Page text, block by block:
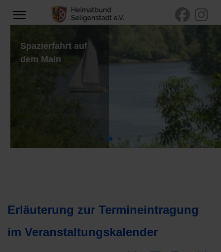
Spazierfahrt auf
dem Main
Erläuterung zur Termineintragung
im Veranstaltungskalender